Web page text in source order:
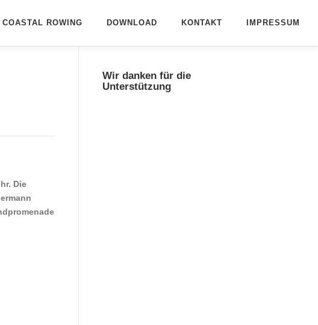
COASTAL ROWING DOWNLOAD KONTAKT IMPRESSUM
Die
Wir danken für die
Unterstützung